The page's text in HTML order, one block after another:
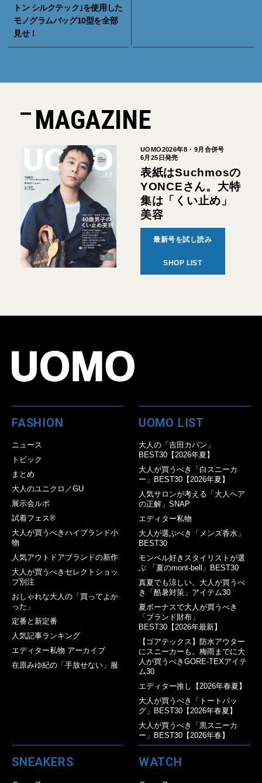
トン シルクテック｣を使用した
モノグラムバッグ10型を全部
見せ！
MAGAZINE
UOMO2026年8・9月合併号
6月25日発売
表紙はSuchmosの
YONCEさん。大特
集は「くい止め」
美容
最新号を試し読み
SHOP LIST
FASHION
ニュース
トピック
まとめ
大人のユニクロ／GU
展示会ルポ
試着フェス®︎
大人が買うべきハイブランド小
物
人気アウトドアブランドの新作
大人が買うべきセレクトショッ
プ別注
おしゃれな大人の「買ってよか
った」
定番と新定番
人気記事ランキング
エディター私物 アーカイブ
在原みゆ紀の「手放せない」服
UOMO LIST
大人の「吉田カバン」
BEST30【2026年夏】
大人が買うべき「白スニーカ
ー」BEST30【2026年夏】
人気サロンが考える「大人ヘア
の正解」SNAP
エディター私物
大人が選ぶべき「メンズ香水」
BEST30
モンベル好きスタイリストが選
ぶ 「夏のmont-bell」BEST30
真夏でも涼しい。大人が買うべ
き「酷暑対策」アイテム30
夏ボーナスで大人が買うべき
「ブランド財布」
BEST30【2026年最新】
【ゴアテックス】防水アウター
にスニーカーも。梅雨までに大
人が買うべきGORE-TEXアイテ
ム30
エディター推し【2026年春夏】
大人が買うべき「トートバッ
グ」BEST30【2026年春夏】
大人が買うべき「黒スニーカ
ー」BEST30【2026年春】
SNEAKERS WATCH